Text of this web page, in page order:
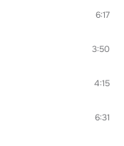
6:17
3:50
4:15
6:31